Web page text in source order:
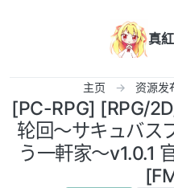
真
主页 资源发
[PC-RPG] [RPG/
轮回～サキュバス
う一軒家～v1.0.1